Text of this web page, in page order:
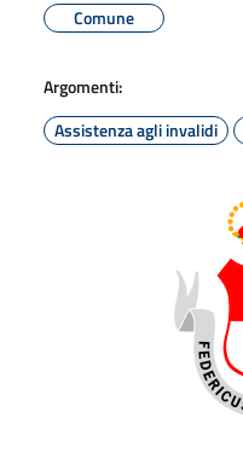
Comune
Argomenti:
Assistenza agli invalidi